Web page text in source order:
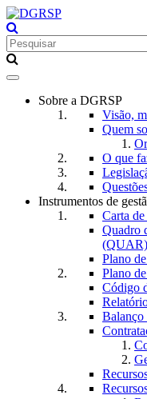
Toggle
navigationSobre a DGRSP
Visão,
Quem
O que
Instrumentos de
Carta
Quadro
(QUAR)
Plano
Plano
Código
Balanço